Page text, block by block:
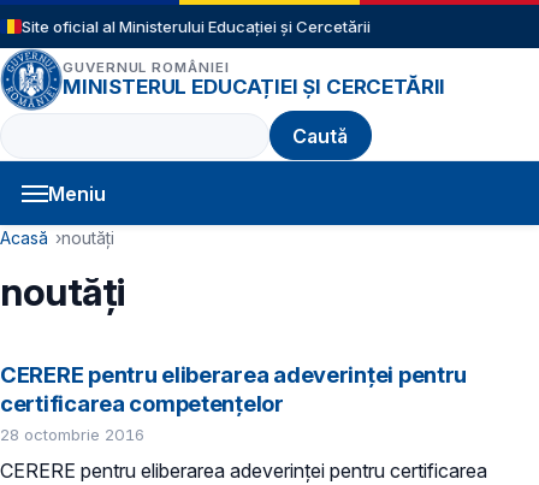
Sari la conținutul principal
Site oficial al Ministerului Educației și Cercetării
GUVERNUL ROMÂNIEI
MINISTERUL EDUCAȚIEI ȘI CERCETĂRII
Caută
Meniu
Navigație principală
Cale de navigare
Acasă noutăți
noutăți
CERERE pentru eliberarea adeverinței pentru
certificarea competențelor
28 octombrie 2016
CERERE pentru eliberarea adeverinței pentru certificarea